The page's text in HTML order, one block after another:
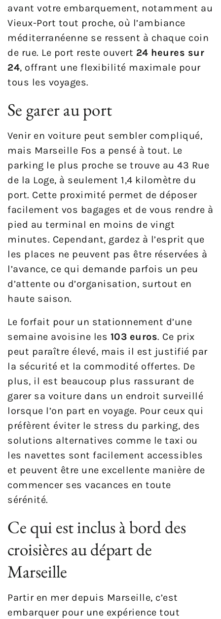
avant votre embarquement, notamment au
Vieux-Port tout proche, où l’ambiance
méditerranéenne se ressent à chaque coin
de rue. Le port reste ouvert 24 heures sur
24, offrant une flexibilité maximale pour
tous les voyages.
Se garer au port
Venir en voiture peut sembler compliqué,
mais Marseille Fos a pensé à tout. Le
parking le plus proche se trouve au 43 Rue
de la Loge, à seulement 1,4 kilomètre du
port. Cette proximité permet de déposer
facilement vos bagages et de vous rendre à
pied au terminal en moins de vingt
minutes. Cependant, gardez à l’esprit que
les places ne peuvent pas être réservées à
l’avance, ce qui demande parfois un peu
d’attente ou d’organisation, surtout en
haute saison.
Le forfait pour un stationnement d’une
semaine avoisine les 103 euros. Ce prix
peut paraître élevé, mais il est justifié par
la sécurité et la commodité offertes. De
plus, il est beaucoup plus rassurant de
garer sa voiture dans un endroit surveillé
lorsque l’on part en voyage. Pour ceux qui
préfèrent éviter le stress du parking, des
solutions alternatives comme le taxi ou
les navettes sont facilement accessibles
et peuvent être une excellente manière de
commencer ses vacances en toute
sérénité.
Ce qui est inclus à bord des
croisières au départ de
Marseille
Partir en mer depuis Marseille, c’est
embarquer pour une expérience tout